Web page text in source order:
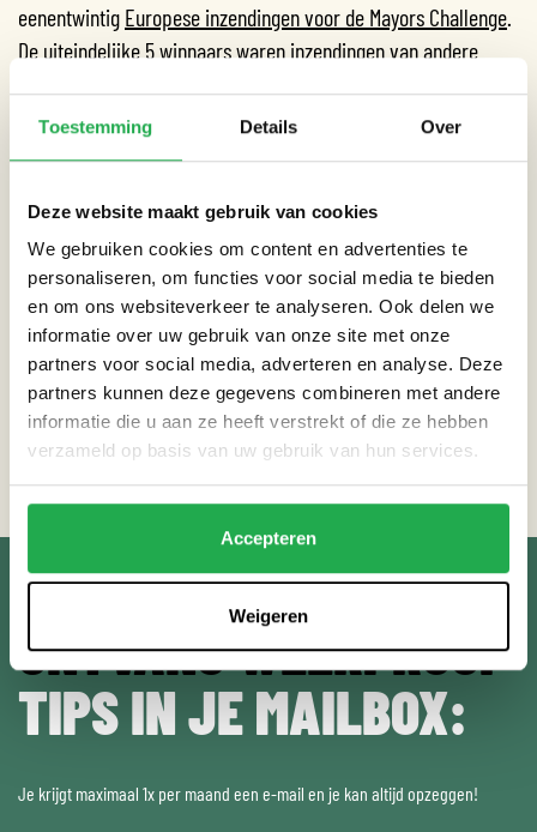
Toestemming Details Over
Deze website maakt gebruik van cookies
We gebruiken cookies om content en advertenties te
personaliseren, om functies voor social media te bieden
en om ons websiteverkeer te analyseren. Ook delen we
informatie over uw gebruik van onze site met onze
partners voor social media, adverteren en analyse. Deze
partners kunnen deze gegevens combineren met andere
informatie die u aan ze heeft verstrekt of die ze hebben
verzameld op basis van uw gebruik van hun services.
Accepteren
Weigeren
eenentwintig Europese inzendingen voor de Mayors Challenge
De uiteindelijke 5 winnaars waren inzendingen van andere
Philanthropies om de ideeën uit te voeren. Er was vijf miljoen
Amsterdam Rainproof is dus niet tot beste idee gekozen, maar
heeft dankzij de Mayors Challenge wel veel positieve aandacht
gekregen. Een vliegende start voor Amsterdam Rainproof dus.
Terug naar nieuws
ONTVANG WEERPROOF
TIPS IN JE MAILBOX:
Je krijgt maximaal 1x per maand een e-mail en je kan altijd opzeggen!